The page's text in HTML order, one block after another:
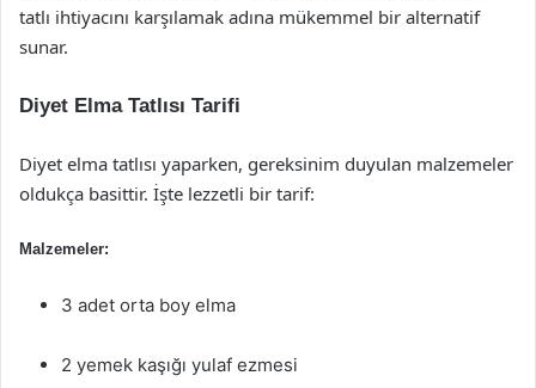
tatlı ihtiyacını karşılamak adına mükemmel bir alternatif
sunar.
Diyet Elma Tatlısı Tarifi
Diyet elma tatlısı yaparken, gereksinim duyulan malzemeler
oldukça basittir. İşte lezzetli bir tarif:
Malzemeler:
3 adet orta boy elma
2 yemek kaşığı yulaf ezmesi